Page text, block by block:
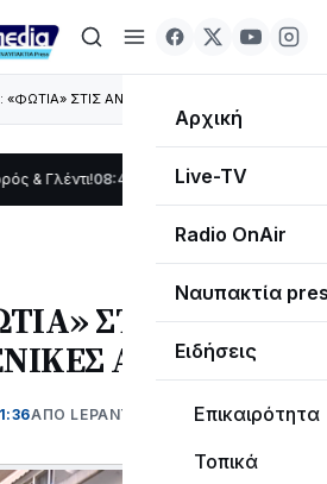
Αρχική
Live-TV
Radio OnAir
Ναυπακτία
Ειδήσεις
Επικαιρότητα
Τοπικά
«ΦΩΤΙΑ» ΣΤΙΣ ΑΝΤΙΚΕΙΜΕΝΙΚΕΣ ΑΞΙΕΣ
08:41 ΤΟ ΠΑΡΤΥ ΣΥΝΕΧΙΖΕΤΑΙ…
ΣΤΙΣ
ΑΞΙΕΣ
ΑΠΌ LEPANTO RTV